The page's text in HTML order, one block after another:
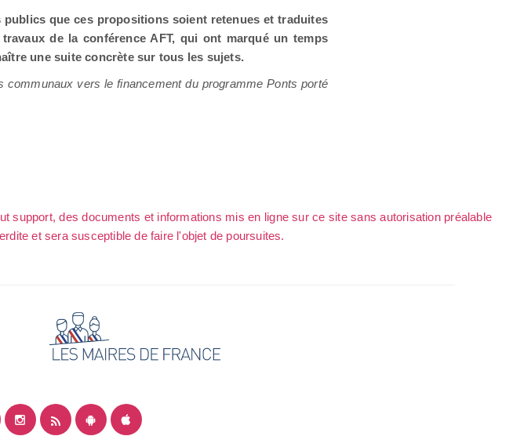
que ces propositions soient retenues et traduites
de la conférence AFT, qui ont marqué un temps
une suite concrète sur tous les sujets.
vers le financement du programme Ponts porté
support, des documents et informations mis en ligne sur ce site sans autorisation préalable
et sera susceptible de faire l'objet de poursuites.